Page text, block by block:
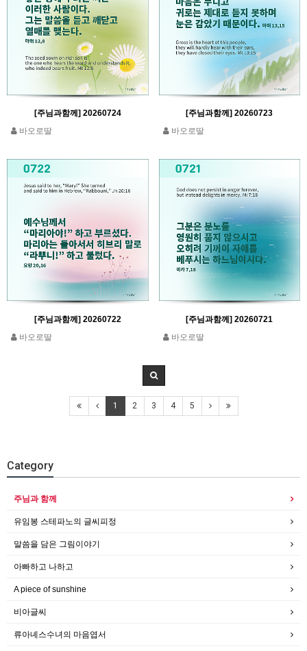
[주님과함께] 20260724
바오로딸
[주님과함께] 20260723
바오로딸
[주님과함께] 20260722
바오로딸
[주님과함께] 20260721
바오로딸
1 2 3 4 5
Category
주님과 함께
유임봉 스테파노의 글씨피정
말씀을 담은 그림이야기
아빠하고 나하고
A piece of sunshine
비아글씨
류아녜스수녀의 마음엽서